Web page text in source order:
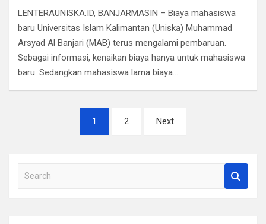
LENTERAUNISKA.ID, BANJARMASIN – Biaya mahasiswa
baru Universitas Islam Kalimantan (Uniska) Muhammad
Arsyad Al Banjari (MAB) terus mengalami pembaruan.
Sebagai informasi, kenaikan biaya hanya untuk mahasiswa
baru. Sedangkan mahasiswa lama biaya…
1 2 Next
a